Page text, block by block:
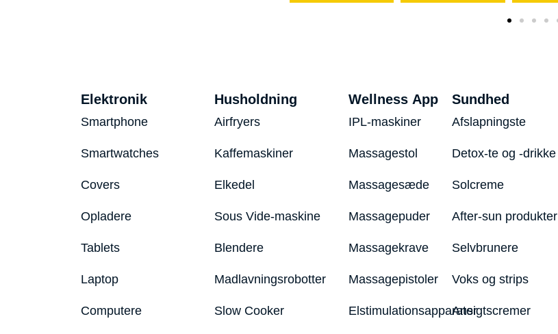
Elektronik
Smartphone
Smartwatches
Covers
Opladere
Tablets
Laptop
Computere
Husholdning
Airfryers
Kaffemaskiner
Elkedel
Sous Vide-maskine
Blendere
Madlavningsrobotter
Slow Cooker
Wellness App
IPL-maskiner
Massagestol
Massagesæde
Massagepuder
Massagekrave
Massagepistoler
Elstimulationsapparater
Sundhed
Afslapningste
Detox-te og -drikke
Solcreme
After-sun produkter
Selvbrunere
Voks og strips
Ansigtscremer